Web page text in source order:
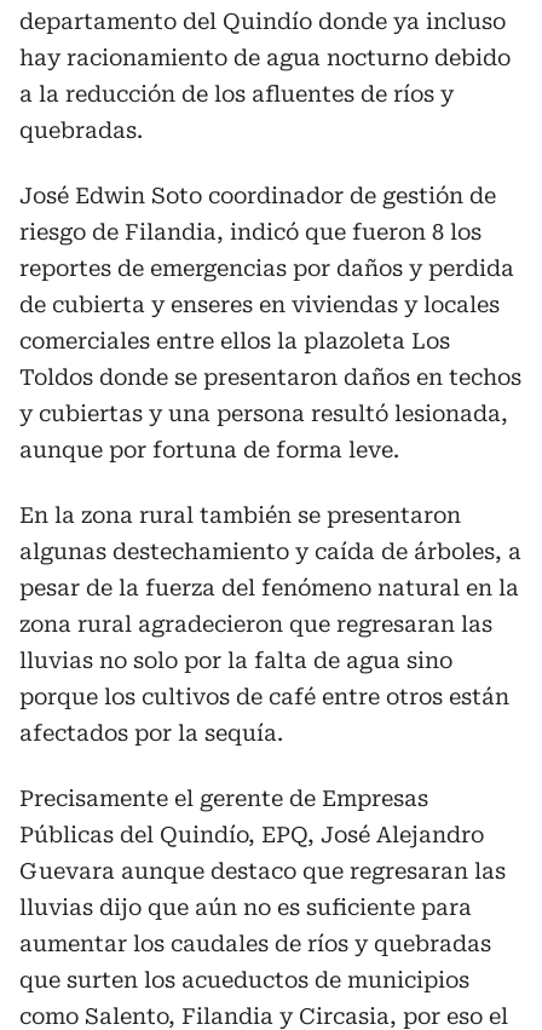
departamento del Quindío donde ya incluso
hay racionamiento de agua nocturno debido
a la reducción de los afluentes de ríos y
quebradas.
José Edwin Soto coordinador de gestión de
riesgo de Filandia, indicó que fueron 8 los
reportes de emergencias por daños y perdida
de cubierta y enseres en viviendas y locales
comerciales entre ellos la plazoleta Los
Toldos donde se presentaron daños en techos
y cubiertas y una persona resultó lesionada,
aunque por fortuna de forma leve.
En la zona rural también se presentaron
algunas destechamiento y caída de árboles, a
pesar de la fuerza del fenómeno natural en la
zona rural agradecieron que regresaran las
lluvias no solo por la falta de agua sino
porque los cultivos de café entre otros están
afectados por la sequía.
Precisamente el gerente de Empresas
Públicas del Quindío, EPQ, José Alejandro
Guevara aunque destaco que regresaran las
lluvias dijo que aún no es suficiente para
aumentar los caudales de ríos y quebradas
que surten los acueductos de municipios
como Salento, Filandia y Circasia, por eso el